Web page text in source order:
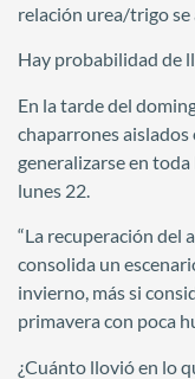
relación urea/trigo
Hay probabilidad de
En la tarde del
chaparrones
generalizarse en
lunes 22.
“La recuperación del
consolida un
invierno, más si
primavera con poca
¿Cuánto llovió en lo